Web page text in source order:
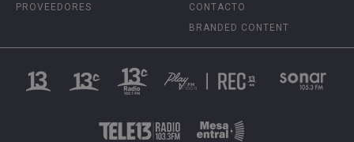
PROVEEDORES
CONTACTO
BRANDED CONTENT